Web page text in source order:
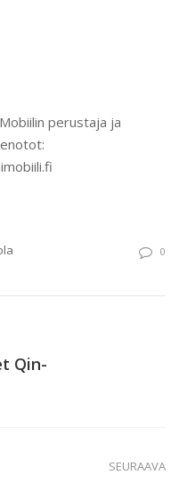
perustaja ja
0
Qin-
SEURAAVA